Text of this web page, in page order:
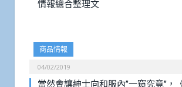
情報總合整理文
商品情報
04/02/2019
當然會讓紳士向和服內”一窺究竟”，